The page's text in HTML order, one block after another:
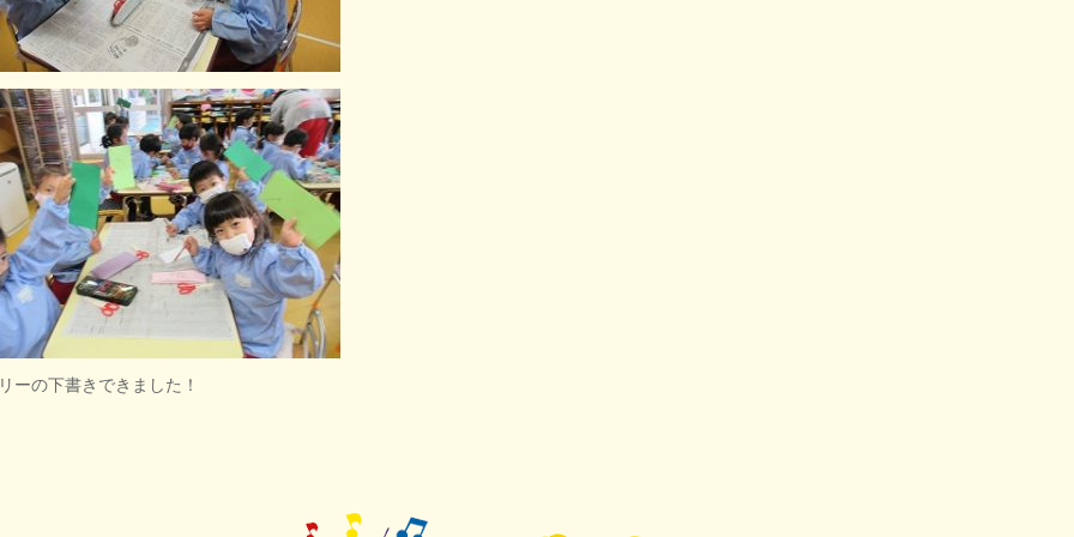
ーの下書きできました！